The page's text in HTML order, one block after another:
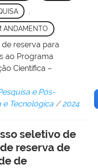
ANDAMENTO
reserva para
ao Programa
Científica –
e Pós-
e Tecnológica /2024
seletivo de
reserva de
de